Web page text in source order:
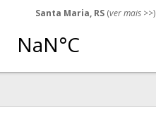
Santa Maria, RS (ver mais >>)